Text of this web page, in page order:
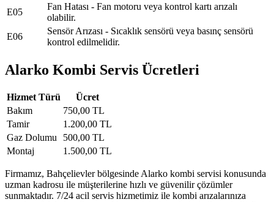
E05
Fan Hatası - Fan motoru veya kontrol kartı arızalı
olabilir.
E06
Sensör Arızası - Sıcaklık sensörü veya basınç sensörü
kontrol edilmelidir.
Alarko Kombi Servis Ücretleri
Hizmet Türü
Ücret
Bakım
750,00 TL
Tamir
1.200,00 TL
Gaz Dolumu
500,00 TL
Montaj
1.500,00 TL
Firmamız, Bahçelievler bölgesinde Alarko kombi servisi konusunda
uzman kadrosu ile müşterilerine hızlı ve güvenilir çözümler
sunmaktadır. 7/24 acil servis hizmetimiz ile kombi arızalarınıza